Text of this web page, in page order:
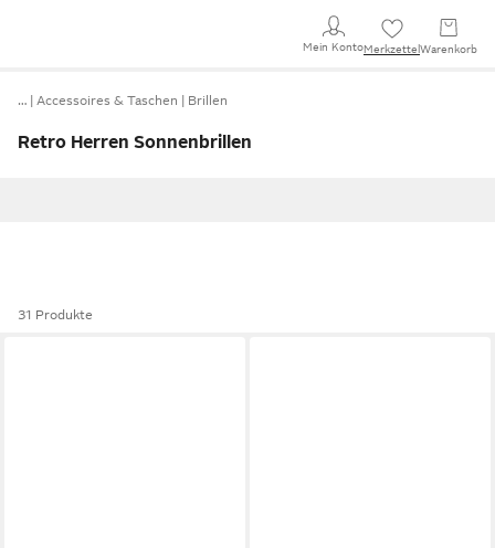
Mein KontoMerkzettel Warenkorb
… Accessoires & Taschen Brillen
Retro Herren Sonnenbrillen
31 Produkte